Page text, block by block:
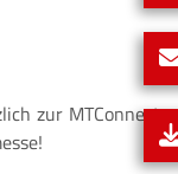
zur MTConnect